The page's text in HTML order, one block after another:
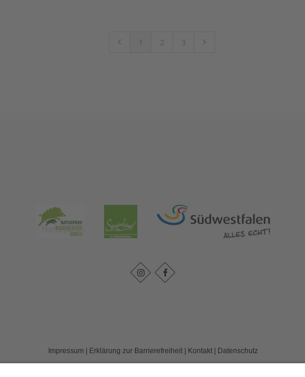
1 2 3
Impressum Erklärung zur Barrierefreiheit| Kontakt| Datenschutz